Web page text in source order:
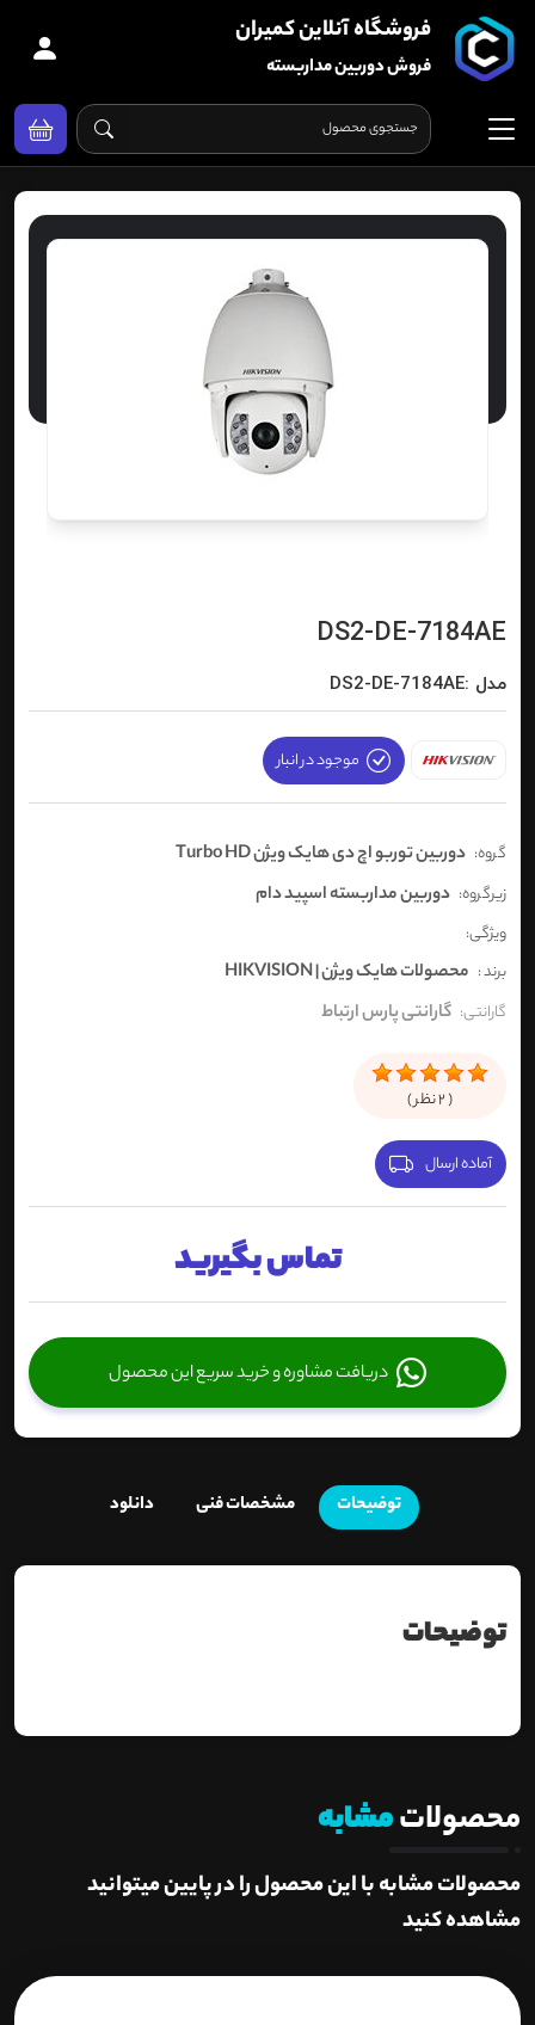
فروشگاه آنلاین کمیران
فروش دوربین مداربسته
DS2-DE-7184AE
مدل :DS2-DE-7184AE
موجود در انبار
گروه: دوربین توربو اچ دی هایک ویژن Turbo HD
زیرگروه: دوربین مداربسته اسپید دام
ویژگی:
برند : محصولات هایک ویژن | HIKVISION
گارانتی: گارانتی پارس ارتباط
(
2نظر )
آماده ارسال
تماس بگیرید
دریافت مشاوره و خرید سریع این محصول
توضیحات مشخصات فنی دانلود
توضیحات
محصولاتمشابه
محصولات مشابه با این محصول را در پایین میتوانید
مشاهده کنید